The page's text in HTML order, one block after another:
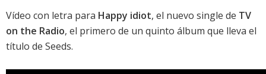
Vídeo con letra para Happy idiot, el nuevo single de TV
on the Radio, el primero de un quinto álbum que lleva el
título de Seeds.